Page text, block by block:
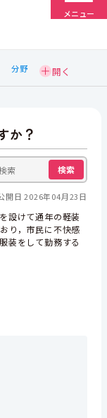
メニュー
分野
か？
検索
開日 2026年04月23日
設けて通年の軽装
り，市民に不快感
装をして勤務する